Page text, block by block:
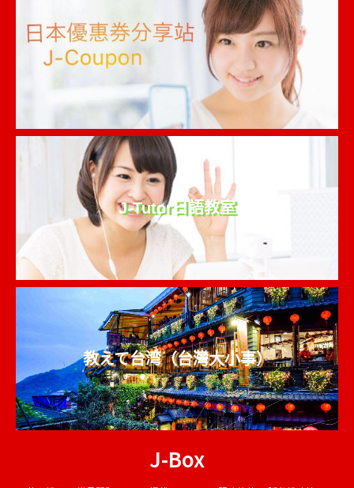
J-Tutor日語教室
教えて台湾（台灣大小事）
J-Box